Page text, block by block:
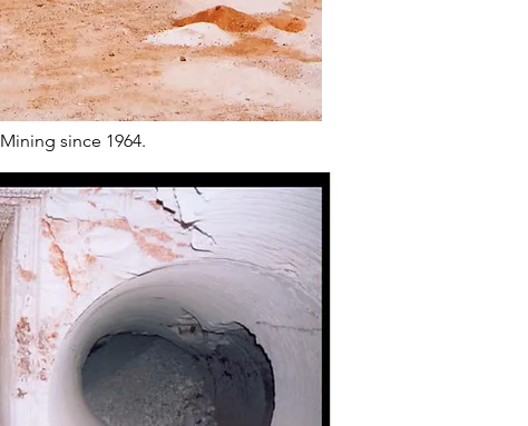
Mining since 1964.